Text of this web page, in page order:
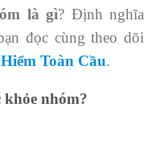
là gì? Định nghĩa
đọc cùng theo dõi
Toàn Cầu.
khỏe nhóm?